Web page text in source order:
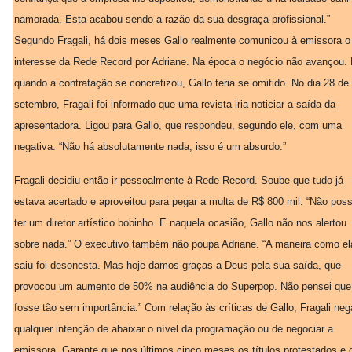
namorada. Esta acabou sendo a razão da sua desgraça profissional.”
Segundo Fragali, há dois meses Gallo realmente comunicou à emissora o
interesse da Rede Record por Adriane. Na época o negócio não avançou.
quando a contratação se concretizou, Gallo teria se omitido. No dia 28 de
setembro, Fragali foi informado que uma revista iria noticiar a saída da
apresentadora. Ligou para Gallo, que respondeu, segundo ele, com uma
negativa: “Não há absolutamente nada, isso é um absurdo.”
Fragali decidiu então ir pessoalmente à Rede Record. Soube que tudo já
estava acertado e aproveitou para pegar a multa de R$ 800 mil. “Não
ter um diretor artístico bobinho. E naquela ocasião, Gallo não nos alertou
sobre nada.” O executivo também não poupa Adriane. “A maneira como
saiu foi desonesta. Mas hoje damos graças a Deus pela sua saída, que
provocou um aumento de 50% na audiência do Superpop. Não pensei
fosse tão sem importância.” Com relação às críticas de Gallo, Fragali
qualquer intenção de abaixar o nível da programação ou de negociar a